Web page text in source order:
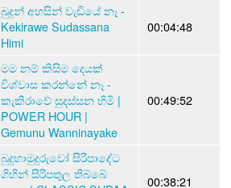
බුදුන් අහසින් වැඩියේ නෑ -
Kekirawe Sudassana
Himi
00:04:48
මම නම් කිසිම දෙයක්
විශ්වාස කරන්නේ නෑ -
කැකිරාවේ සුදස්සන හිමි |
POWER HOUR |
Gemunu Wanninayake
00:49:52
බුදුහාමුදුරුවෝ සිරිපාදේට
ගිහින් සිරිපතුල තිබ්බේ
00:38:21